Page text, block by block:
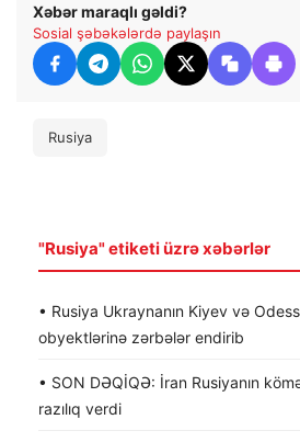
Xəbər maraqlı gəldi?
Sosial şəbəkələrdə paylaşın
Rusiya
"Rusiya" etiketi üzrə xəbərlər
• Rusiya Ukraynanın Kiyev və
obyektlərinə zərbələr endirib
• SON DƏQİQƏ: İran Rusiyanın
razılıq verdi